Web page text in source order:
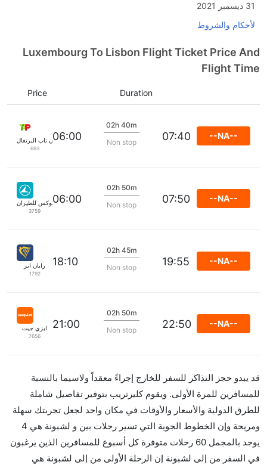
31 ديسمبر 2021
لأحكام والشروط
Luxembourg To Lisbon Flight Ticket Price And
Flight Time
Duration
Price
طيران تاب البرتغال
693
06:00
02h 40m
Non stop
07:40 --NA--
لوكس للطيران
3759
06:00
02h 50m
Non stop
07:50 --NA--
رايان اير
1792
18:10
02h 45m
Non stop
19:55 --NA--
ايزي جيت
7656
21:00
02h 50m
Non stop
22:50 --NA--
قد يبدو حجز التذاكر للسفر للخارج إجراءً معقداً ولاسيما بالنسبة
للمسافرين للمرة الأولى. ويقوم كليرتريب بتوفير تفاصيل شاملة
للطرق الدولية والأسعار والأوقات في مكان واحد لجعل تجربتك سهلة
ومريحة وإن الخطوط الجوية التي تسير رحلات بين و لشبونة هي 4
يوجد بالمجمل 60 رحلات متوفرة كل أسبوع للمسافرين الذين يرغبون
في السفر من إلى لشبونة إن الرحلة الأولى من إلى لشبونة هي